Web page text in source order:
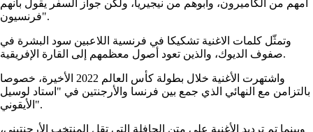
أمهم من الكاميرون، وأبوهم من نيجيريا، ولكن جواز السفر يقول بأنهم
فرنسيون".
وتمثّل كلمات الاغنية تشكيكا في فرنسية اللاعبين سود البشرة في
صفوف الديوك، والذين تعود أصول معظمهم إلى القارة الإفريقية.
واشتهرت الأغنية خلال بطولة كأس العالم 2022 الأخيرة، خصوصا
بالتزامن مع النهائي الذي جمع بين فرنسا والأرجنتين في "استاد لوسيل
الأيقوني".
وبينما تم ترديد الأغنية على متن الحافلة التي تقل المنتخب الأرجنتيني،